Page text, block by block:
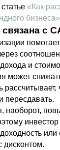
«Как
бизнеса»
с
и
может
пересдавать.
наоборот,
или
дисконтом.